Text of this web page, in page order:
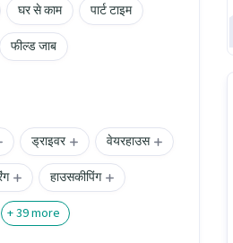
घर से काम
पार्ट टाइम
फील्ड जाब
ड्राइवर
वेयरहाउस
हाउसकीपिंग
+39more